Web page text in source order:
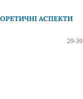
АСПЕКТИ
29-39